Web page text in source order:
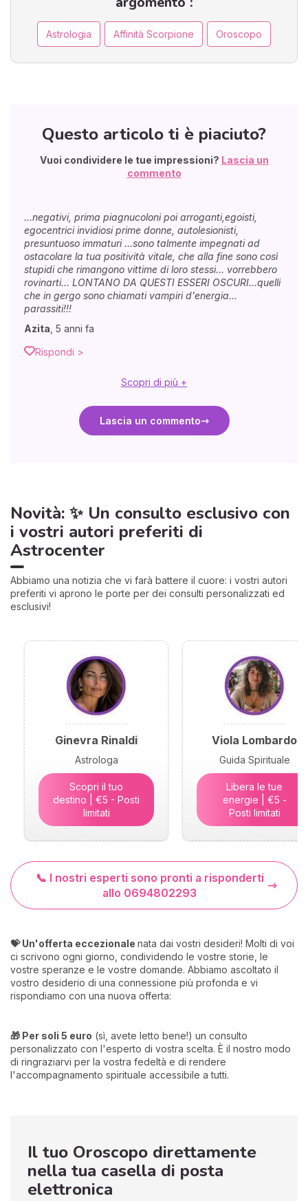
Astrologia Affinità Scorpione Oroscopo
Questo articolo ti è piaciuto?
Vuoi condividere le tue impressioni? Lascia un
commento
...negativi, prima piagnucoloni poi arroganti,egoisti,
egocentrici invidiosi prime donne, autolesionisti,
presuntuoso immaturi ...sono talmente impegnati ad
ostacolare la tua positività vitale, che alla fine sono così
stupidi che rimangono vittime di loro stessi... vorrebbero
rovinarti... LONTANO DA QUESTI ESSERI OSCURI...quelli
che in gergo sono chiamati vampiri d'energia...
parassiti!!!
Azita 5 anni fa
Rispondi >
Scopri di più +
Lascia un commento
Novità: ✨ Un consulto esclusivo con
i vostri autori preferiti di
Astrocenter
Abbiamo una notizia che vi farà battere il cuore: i vostri autori
preferiti vi aprono le porte per dei consulti personalizzati ed
esclusivi!
Ginevra Rinaldi
Astrologa
Scopri il tuo
destino | €5 - Posti
limitati
Viola Lombardo
Guida Spirituale
Libera le tue
energie | €5 -
Posti limitati
📞 I nostri esperti sono pronti a risponderti
allo 0694802293
💝 Un'offerta eccezionale nata dai vostri desideri! Molti di voi
ci scrivono ogni giorno, condividendo le vostre storie, le
vostre speranze e le vostre domande. Abbiamo ascoltato il
vostro desiderio di una connessione più profonda e vi
rispondiamo con una nuova offerta:
🎁 Per soli 5 euro (sì, avete letto bene!) un consulto
personalizzato con l'esperto di vostra scelta. È il nostro modo
di ringraziarvi per la vostra fedeltà e di rendere
l'accompagnamento spirituale accessibile a tutti.
Il tuo Oroscopo direttamente
nella tua casella di posta
elettronica